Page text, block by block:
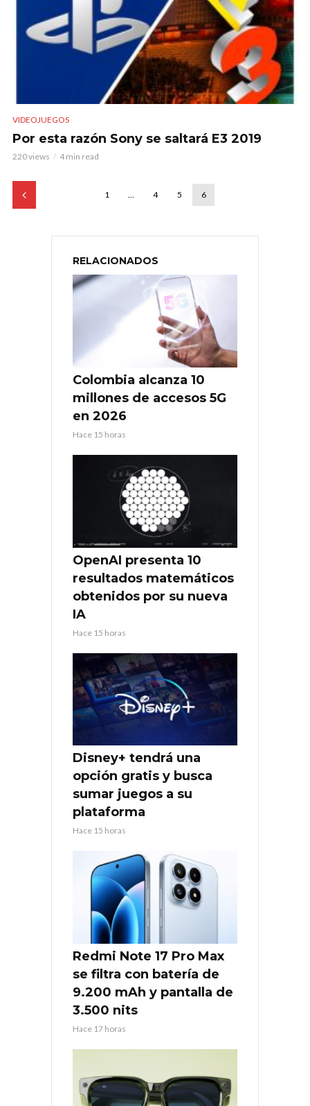
VIDEOJUEGOS
Por esta razón Sony se saltará E3 2019
220 views 4 min read
1 … 4 5 6
RELACIONADOS
Colombia alcanza 10
millones de accesos 5G
en 2026
Hace 15 horas
OpenAI presenta 10
resultados matemáticos
obtenidos por su nueva
IA
Hace 15 horas
Disney+ tendrá una
opción gratis y busca
sumar juegos a su
plataforma
Hace 15 horas
Redmi Note 17 Pro Max
se filtra con batería de
9.200 mAh y pantalla de
3.500 nits
Hace 17 horas